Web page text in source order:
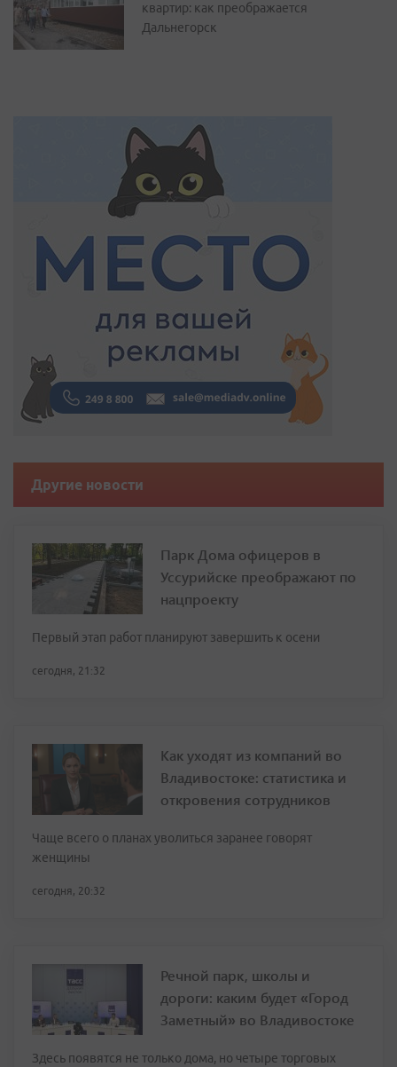
квартир: как преображается
Дальнегорск
Другие новости
Парк Дома офицеров в
Уссурийске преображают по
нацпроекту
Первый этап работ планируют завершить к осени
сегодня, 21:32
Как уходят из компаний во
Владивостоке: статистика и
откровения сотрудников
Чаще всего о планах уволиться заранее говорят
женщины
сегодня, 20:32
Речной парк, школы и
дороги: каким будет «Город
Заметный» во Владивостоке
Здесь появятся не только дома, но четыре торговых